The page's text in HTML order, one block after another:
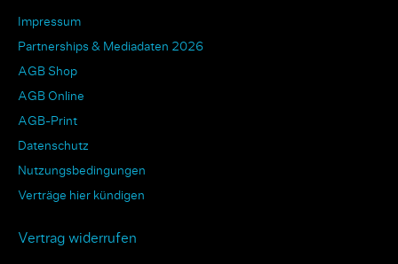
Impressum
Partnerships & Mediadaten 2026
AGB Shop
AGB Online
AGB-Print
Datenschutz
Nutzungsbedingungen
Verträge hier kündigen
Vertrag widerrufen